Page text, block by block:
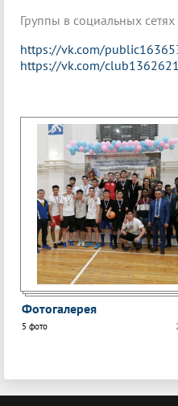
Группы в социальных
https://vk.com/
https://vk.com/
Фотогалерея
5 фото